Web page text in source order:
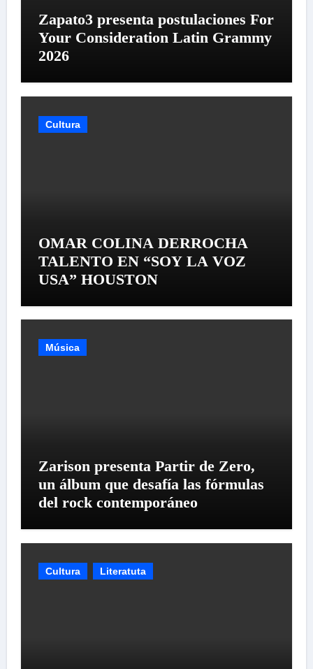
Zapato3 presenta postulaciones For
Your Consideration Latin Grammy
2026
Cultura
OMAR COLINA DERROCHA
TALENTO EN “SOY LA VOZ
USA” HOUSTON
Música
Zarison presenta Partir de Zero,
un álbum que desafía las fórmulas
del rock contemporáneo
Cultura Literatuta